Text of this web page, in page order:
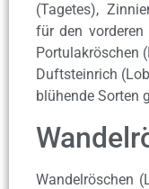
(Tagetes),
für den vorderen
Portulakröschen
Duftsteinrich
blühende Sorten
Wandelröschen